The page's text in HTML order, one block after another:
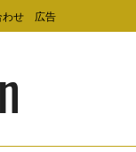
わせ 広告